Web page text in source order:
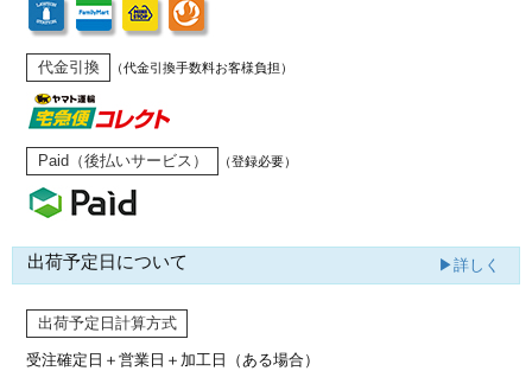
代金引換 （代金引換手数料お客様負担）
Paid（後払いサービス） （登録必要）
出荷予定日について ▶詳しく
出荷予定日計算方式
受注確定日＋営業日＋加工日（ある場合）